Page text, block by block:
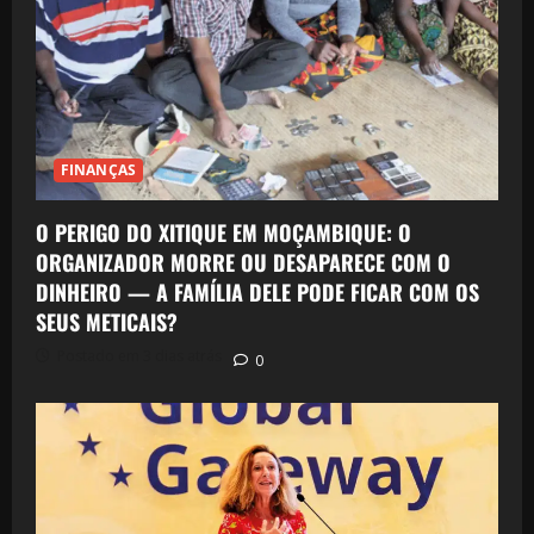
FINANÇAS
O PERIGO DO XITIQUE EM MOÇAMBIQUE: O
ORGANIZADOR MORRE OU DESAPARECE COM O
DINHEIRO — A FAMÍLIA DELE PODE FICAR COM OS
SEUS METICAIS?
0